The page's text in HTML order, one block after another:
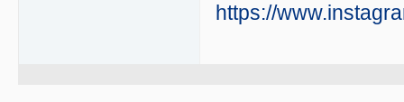
https://